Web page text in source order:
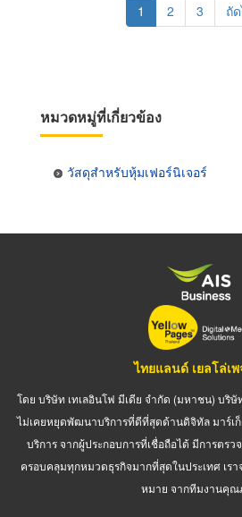
Current
page
1 Page
2 Page
3 ถั
หมวดหมู่ที่เกี่ยวข้อง
วัสดุสำหรับหุ้มเฟอร์นิเจอร์
ไทยแลนด์ เยลโล่เพ
โดย บริษัท เทเลอินโฟ มีเดีย จำกัด (มหาชน) บริษั
ไม่เคยหยุดพัฒนาบริการที่ดีที่สุดด้านดิจิทัล มาร์เ
บริการ จากผู้ประกอบการที่เชื่อถือได้ มีการตร
ครอบคลุมทุกหมวดธุรกิจมากที่สุดในประเทศ เร
หมาย จากทีมงานคุณ